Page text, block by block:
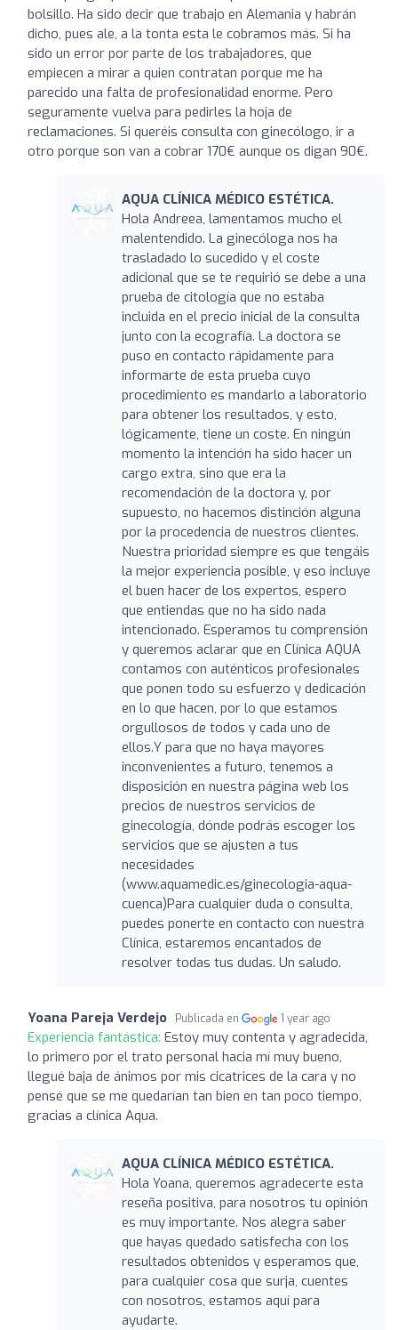
bolsillo. Ha sido decir que trabajo en Alemania y habrán
dicho, pues ale, a la tonta esta le cobramos más. Si ha
sido un error por parte de los trabajadores, que
empiecen a mirar a quien contratan porque me ha
parecido una falta de profesionalidad enorme. Pero
seguramente vuelva para pedirles la hoja de
reclamaciones. Si queréis consulta con ginecólogo, ir a
otro porque son van a cobrar 170€ aunque os digan 90€.
AQUA CLÍNICA MÉDICO ESTÉTICA.
Hola Andreea, lamentamos mucho el
malentendido. La ginecóloga nos ha
trasladado lo sucedido y el coste
adicional que se te requirió se debe a una
prueba de citología que no estaba
incluida en el precio inicial de la consulta
junto con la ecografía. La doctora se
puso en contacto rápidamente para
informarte de esta prueba cuyo
procedimiento es mandarlo a laboratorio
para obtener los resultados, y esto,
lógicamente, tiene un coste. En ningún
momento la intención ha sido hacer un
cargo extra, sino que era la
recomendación de la doctora y, por
supuesto, no hacemos distinción alguna
por la procedencia de nuestros clientes.
Nuestra prioridad siempre es que tengáis
la mejor experiencia posible, y eso incluye
el buen hacer de los expertos, espero
que entiendas que no ha sido nada
intencionado. Esperamos tu comprensión
y queremos aclarar que en Clínica AQUA
contamos con auténticos profesionales
que ponen todo su esfuerzo y dedicación
en lo que hacen, por lo que estamos
orgullosos de todos y cada uno de
ellos.Y para que no haya mayores
inconvenientes a futuro, tenemos a
disposición en nuestra página web los
precios de nuestros servicios de
ginecología, dónde podrás escoger los
servicios que se ajusten a tus
necesidades
(www.aquamedic.es/ginecologia-aqua-
cuenca)Para cualquier duda o consulta,
puedes ponerte en contacto con nuestra
Clínica, estaremos encantados de
resolver todas tus dudas. Un saludo.
Yoana Pareja Verdejo Publicada en 1 year ago
Experiencia fantástica: Estoy muy contenta y agradecida,
lo primero por el trato personal hacia mí muy bueno,
llegué baja de ánimos por mis cicatrices de la cara y no
pensé que se me quedarían tan bien en tan poco tiempo,
gracias a clínica Aqua.
AQUA CLÍNICA MÉDICO ESTÉTICA.
Hola Yoana, queremos agradecerte esta
reseña positiva, para nosotros tu opinión
es muy importante. Nos alegra saber
que hayas quedado satisfecha con los
resultados obtenidos y esperamos que,
para cualquier cosa que surja, cuentes
con nosotros, estamos aquí para
ayudarte.